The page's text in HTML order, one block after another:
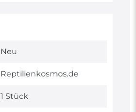
Neu
Reptilienkosmos.de
1 Stück